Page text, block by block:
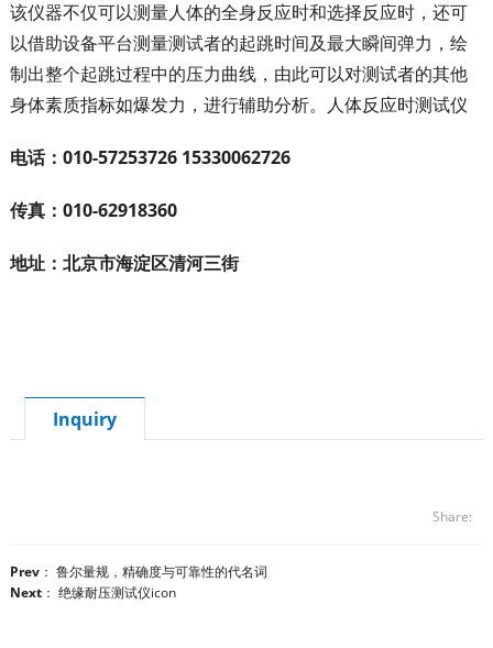
该仪器不仅可以测量人体的全身反应时和选择反应时，还可
以借助设备平台测量测试者的起跳时间及最大瞬间弹力，绘
制出整个起跳过程中的压力曲线，由此可以对测试者的其他
身体素质指标如爆发力，进行辅助分析。人体反应时测试仪
电话：010-57253726 15330062726
传真：010-62918360
地址：北京市海淀区清河三街
Inquiry
Share:
Prev： 鲁尔量规，精确度与可靠性的代名词
Next： 绝缘耐压测试仪icon